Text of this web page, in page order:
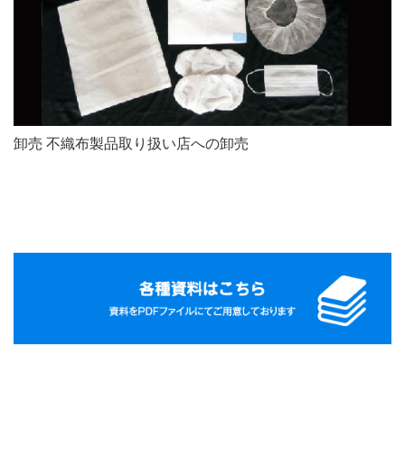
卸売 不織布製品取り扱い店への卸売